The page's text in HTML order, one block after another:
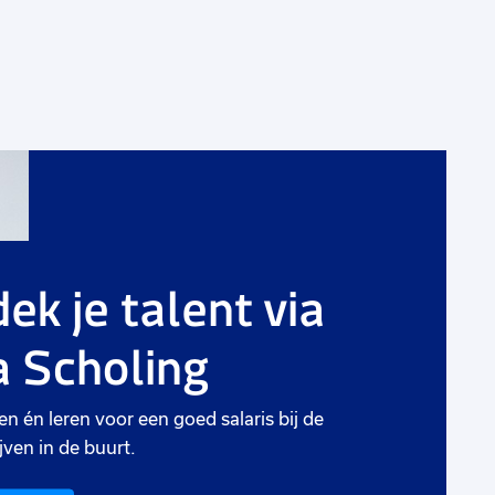
Planner
32 tot 40 uur
Uitzicht op vast
je talent via
Scholing
én leren voor een goed salaris bij de
in de buurt.